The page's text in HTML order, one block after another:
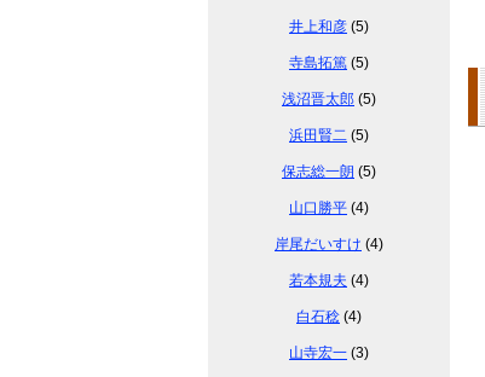
井上和彦 (5)
寺島拓篤 (5)
浅沼晋太郎 (5)
浜田賢二 (5)
保志総一朗 (5)
山口勝平 (4)
岸尾だいすけ (4)
若本規夫 (4)
白石稔 (4)
山寺宏一 (3)